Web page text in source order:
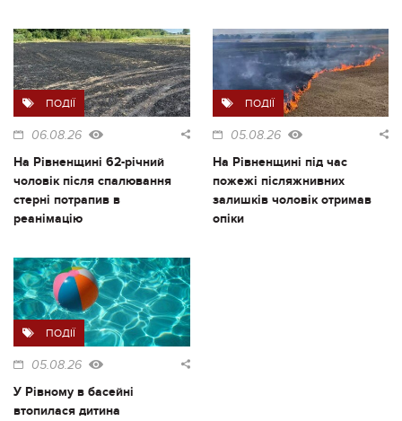
ПОДІЇ
06.08.26
На Рівненщині 62-річний
чоловік після спалювання
стерні потрапив в
реанімацію
ПОДІЇ
05.08.26
На Рівненщині під час
пожежі післяжнивних
залишків чоловік отримав
опіки
ПОДІЇ
05.08.26
У Рівному в басейні
втопилася дитина